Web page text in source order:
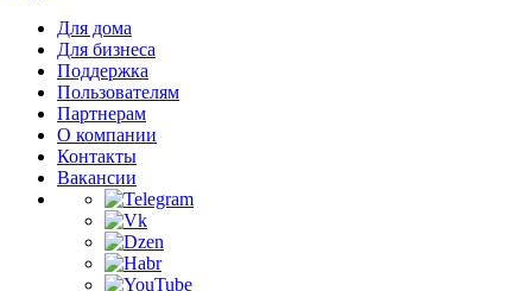
Для дома
Для бизнеса
Поддержка
Пользователям
Партнерам
О компании
Контакты
Вакансии